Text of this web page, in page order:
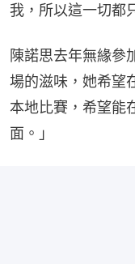
我，所以這一切都
陳諾思去年無緣參
場的滋味，她希望
本地比賽，希望能
面。」